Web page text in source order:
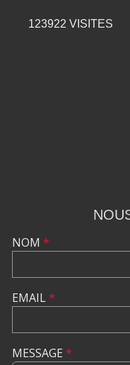
123922 VISITES
NOM *
EMAIL*
MESSAGE *